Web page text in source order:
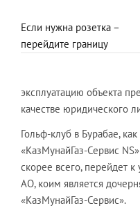
Если нужна розетка –
перейдите границу
эксплуатацию объекта
качестве юридического
Гольф-клуб в Бурабае,
«КазМунайГаз-Сервис
скорее всего, перейдет
АО, коим является
«КазМунайГаз-Сервис».